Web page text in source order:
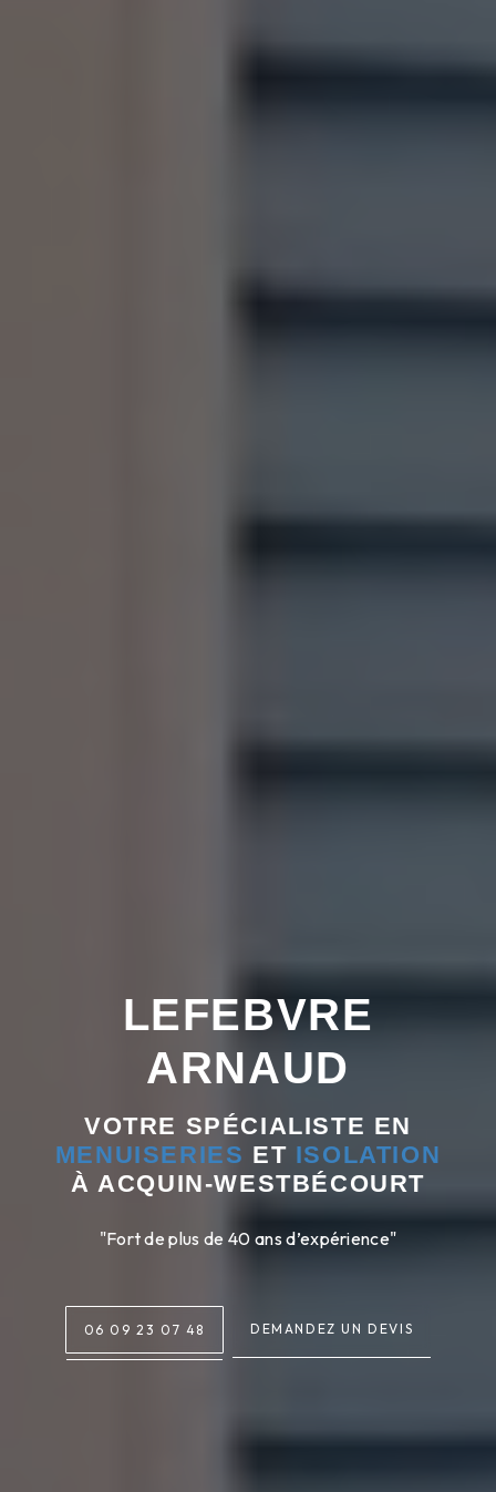
LEFEBVRE
ARNAUD
VOTRE SPÉCIALISTE EN
MENUISERIES ET ISOLATION
À ACQUIN-WESTBÉCOURT
"Fort de plus de 40 ans d’expérience"
06 09 23 07 48 DEMANDEZ UN DEVIS